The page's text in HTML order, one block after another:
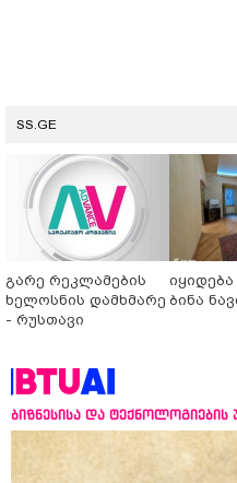
SS.GE
გარე რეკლამების
ხელოსნის დამხმარე
- რუსთავი
ბინა
ბიზნესისა და ტექნოლოგიების